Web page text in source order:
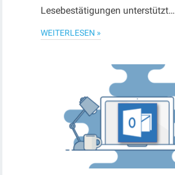
Lesebestätigungen unterstützt…
WEITERLESEN »